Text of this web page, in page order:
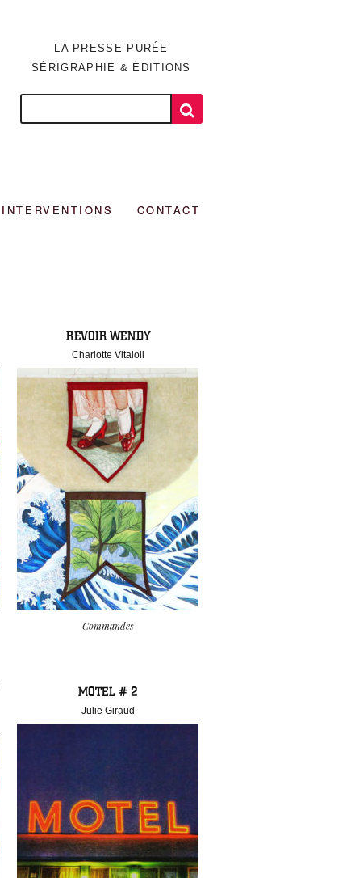
LA PRESSE PURÉE
SÉRIGRAPHIE & ÉDITIONS
INTERVENTIONS CONTACT
REVOIR WENDY
Charlotte Vitaioli
Commandes
MOTEL # 2
Julie Giraud